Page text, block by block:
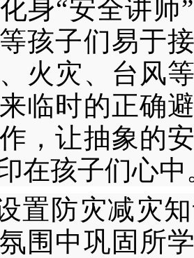
身“安全讲
孩子们易于
火灾、台风
临时的正确
，让抽象的
在孩子们心中
置防灾减灾
围中巩固所